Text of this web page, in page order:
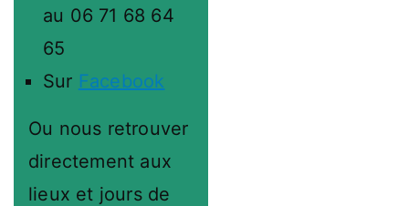
au 06 71 68 64
65
Sur Facebook
Ou nous retrouver
directement aux
lieux et jours de